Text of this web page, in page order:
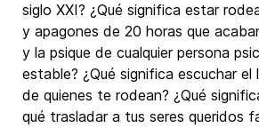
siglo XXI? ¿Qué significa estar
y apagones de 20 horas que
y la psique de cualquier persona
estable? ¿Qué significa escuchar el
de quienes te rodean? ¿Qué
qué trasladar a tus seres queridos